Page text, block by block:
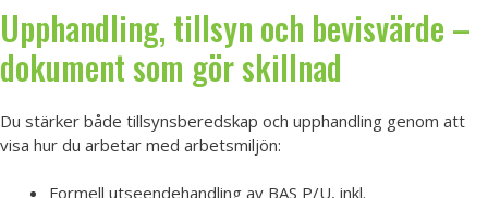
Upphandling, tillsyn och bevisvärde –
dokument som gör skillnad
Du stärker både tillsynsberedskap och upphandling genom att
visa hur du arbetar med arbetsmiljön:
Formell utseendehandling av BAS P/U, inkl.